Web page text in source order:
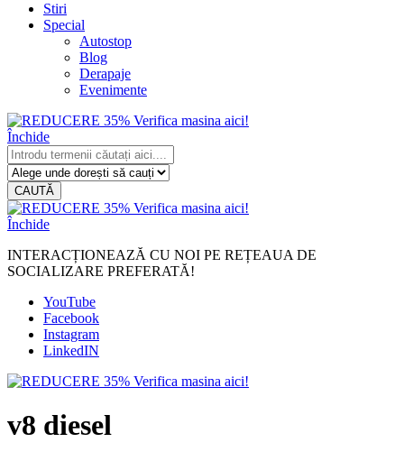
Stiri
Special
Autostop
Blog
Derapaje
Evenimente
Închide
CAUTĂ
Închide
INTERACȚIONEAZĂ CU NOI PE REȚEAUA DE
SOCIALIZARE PREFERATĂ!
YouTube
Facebook
Instagram
LinkedIN
v8 diesel